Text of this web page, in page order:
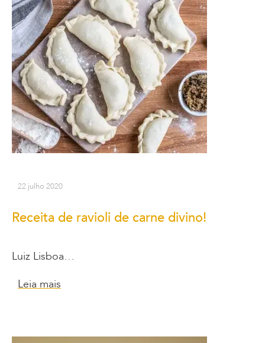
22 julho 2020
Receita de ravioli de carne divino!
Luiz Lisboa…
Leia mais